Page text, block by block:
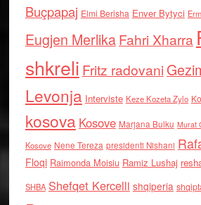
Buçpapaj Elmi Berisha Enver Bytyci
Eugjen MerlikaFahri Xharra
shkreli Fritz radovani
Levonja Interviste Keze Kozeta Zylo
kosova Kosove Marjana Bulku Murat
Kosove Nene Tereza presidenti Nishani
Floqi Raimonda Moisiu Ramiz Lushaj
SHBA Shefqet Kercelli shqiperia